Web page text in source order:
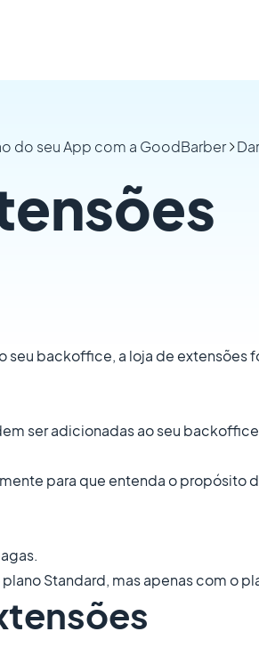
do seu App com a GoodBarber
seu backoffice, a loja de extensões
ser adicionadas ao seu
para que entenda o propósito
Standard, mas apenas com o